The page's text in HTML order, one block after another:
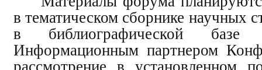
в тематическом сборнике научных
в библиографической
Информационным партнером
рассмотрение в установленном